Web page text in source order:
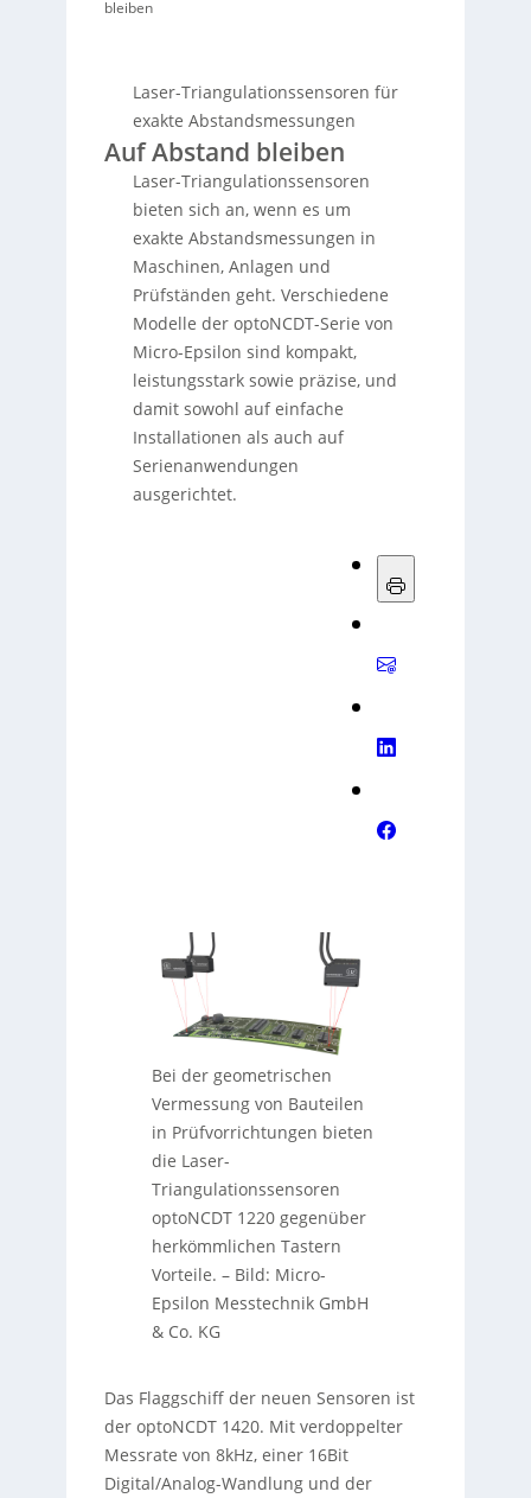
bleiben
Laser-Triangulationssensoren für
exakte Abstandsmessungen
Auf Abstand bleiben
Laser-Triangulationssensoren
bieten sich an, wenn es um
exakte Abstandsmessungen in
Maschinen, Anlagen und
Prüfständen geht. Verschiedene
Modelle der optoNCDT-Serie von
Micro-Epsilon sind kompakt,
leistungsstark sowie präzise, und
damit sowohl auf einfache
Installationen als auch auf
Serienanwendungen
ausgerichtet.
Bei der geometrischen
Vermessung von Bauteilen
in Prüfvorrichtungen bieten
die Laser-
Triangulationssensoren
optoNCDT 1220 gegenüber
herkömmlichen Tastern
Vorteile. – Bild: Micro-
Epsilon Messtechnik GmbH
& Co. KG
Das Flaggschiff der neuen Sensoren ist
der optoNCDT 1420. Mit verdoppelter
Messrate von 8kHz, einer 16Bit
Digital/Analog-Wandlung und der